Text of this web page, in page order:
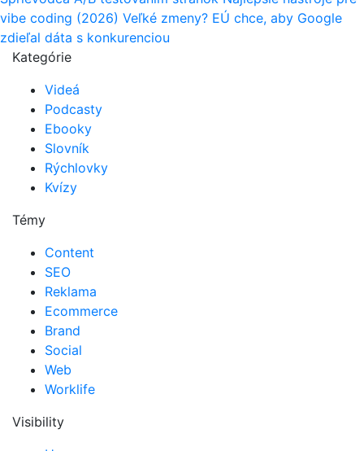
vibe coding (2026) Veľké zmeny? EÚ chce, aby Google
zdieľal dáta s konkurenciou
Kategórie
Videá
Podcasty
Ebooky
Slovník
Rýchlovky
Kvízy
Témy
Content
SEO
Reklama
Ecommerce
Brand
Social
Web
Worklife
Visibility